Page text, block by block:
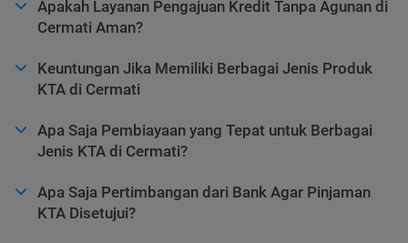
Apakah Layanan Pengajuan Kredit Tanpa Agunan di
Cermati Aman?
Keuntungan Jika Memiliki Berbagai Jenis Produk
KTA di Cermati
Apa Saja Pembiayaan yang Tepat untuk Berbagai
Jenis KTA di Cermati?
Apa Saja Pertimbangan dari Bank Agar Pinjaman
KTA Disetujui?